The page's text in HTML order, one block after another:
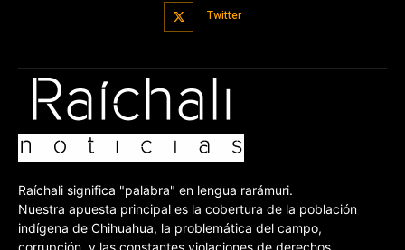
Twitter
Raíchali significa "palabra" en lengua rarámuri.
Nuestra apuesta principal es la cobertura de la población
indígena de Chihuahua, la problemática del campo,
corrupción, y las constantes violaciones de derechos